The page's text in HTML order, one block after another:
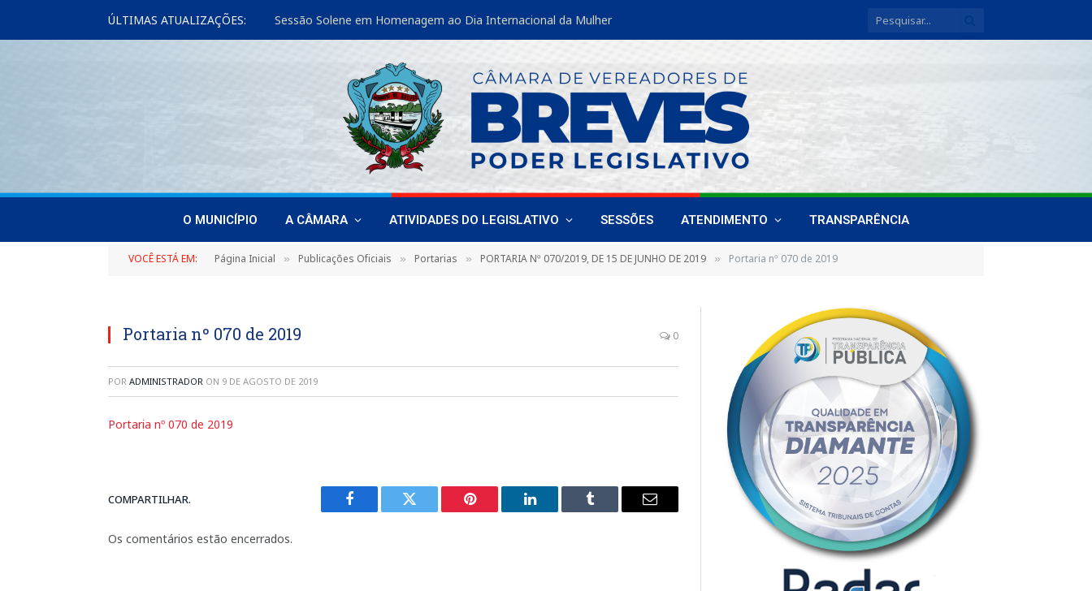
ÚLTIMAS ATUALIZAÇÕES: Sessão Solene em Homenagem ao Dia Internacional da Mulher
O MUNICÍPIO A CÂMARA ATIVIDADES DO LEGISLATIVO SESSÕES ATENDIMENTO TRANSPARÊNCIA
VOCÊ ESTÁ EM: Página Inicial » Publicações Oficiais » Portarias » PORTARIA Nº 070/2019, DE 15 DE JUNHO DE 2019 » Portaria nº 070 de 2019
Portaria nº 070 de 2019 0
POR ADMINISTRADOR ON 9 DE AGOSTO DE 2019
Portaria nº 070 de 2019
COMPARTILHAR.
Facebook Twitter Pinterest LinkedIn Tumblr
E-
Os comentários estão encerrados.